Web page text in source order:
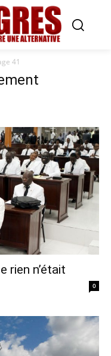
41
rien n’était
0